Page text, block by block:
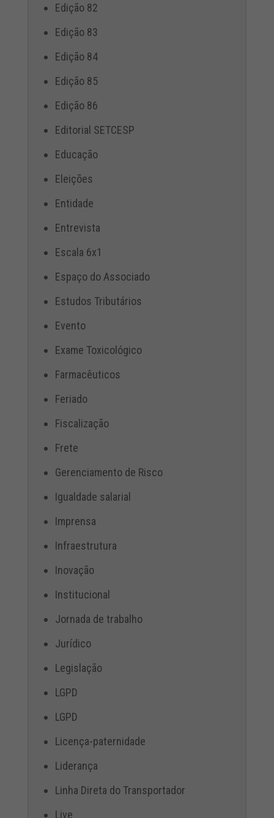
Edição 82
Edição 83
Edição 84
Edição 85
Edição 86
Editorial SETCESP
Educação
Eleições
Entidade
Entrevista
Escala 6x1
Espaço do Associado
Estudos Tributários
Evento
Exame Toxicológico
Farmacêuticos
Feriado
Fiscalização
Frete
Gerenciamento de Risco
Igualdade salarial
Imprensa
Infraestrutura
Inovação
Institucional
Jornada de trabalho
Jurídico
Legislação
LGPD
LGPD
Licença-paternidade
Liderança
Linha Direta do Transportador
Live